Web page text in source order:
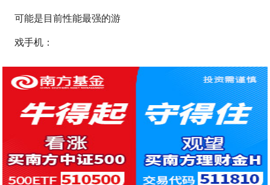
可能是目前性能最强的游
戏手机：